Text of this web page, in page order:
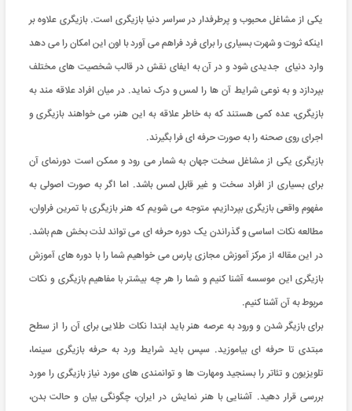
یکی از مشاغل محبوب و پرطرفدار در سراسر دنیا بازیگری است. بازیگری علاوه بر
اینکه ثروت و شهرت بسیاری را برای فرد فراهم می آورد با اون این امکان را می دهد
وارد دنیای جدیدی شود و در آن به ایفای نقش در قالب شخصیت‌ های مختلف
بپردازد و به نوعی شرایط آن ها را لمس و درک نماید. در میان افراد علاقه مند به
بازیگری، عده كمی هستند كه به خاطر علاقه به این هنر، می ‌خواهند بازیگری و
اجرای روی صحنه را به صورت حرفه‌ ای فرا بگیرند.
بازیگری یکی از مشاغل سخت جهان به شمار می رود و ممکن است دورنمای آن
برای بسیاری از افراد سخت و غیر قابل لمس باشد. اما اگر به صورت اصولی به
مفهوم واقعی بازیگری بپردازیم، متوجه می شویم که هنر بازیگری با تمرین فراوان،
مطالعه نکات اساسی و گذراندن یک دوره حرفه ای می تواند لذت بخش هم باشد.
در این مقاله از مرکز آموزش مجازی پارس می خواهیم شما را با دوره های آموزش
بازیگری این موسسه آشنا کنیم و شما را هر چه بیشتر با مفاهیم بازیگری و نکات
مربوط به آن آشنا کنیم.
برای بازیگر شدن و ورود به عرصه هنر باید ابتدا نکات طلایی برای آن را از سطح
مبتدی تا حرفه ای بیاموزید. سپس باید شرایط ورد به حرفه بازیگری سینما،
تلویزیون و تئاتر را بسنجید ومهارت ها و توانمندی های مورد نیاز بازیگری را مورد
بررسی قرار دهید. آشنایی با هنر نمایش در ایران، چگونگی بیان و حالت بدن،